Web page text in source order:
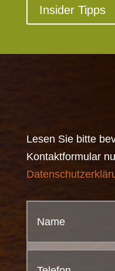
Insider Tipps
Lesen Sie bitte
Kontaktformular